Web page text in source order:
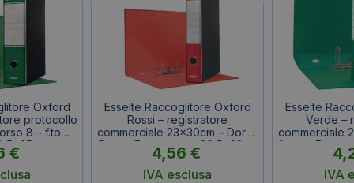
Oxford
protocollo
8 – f.to
€
Esselte Raccoglitore Oxford
Rossi – registratore
commerciale 23x30cm – Dorso
5 cm – F.to esterno 29,5x32cm
4,56 €
IVA esclusa
Esselte
Verde –
commerciale
8 cm – F.to
IVA